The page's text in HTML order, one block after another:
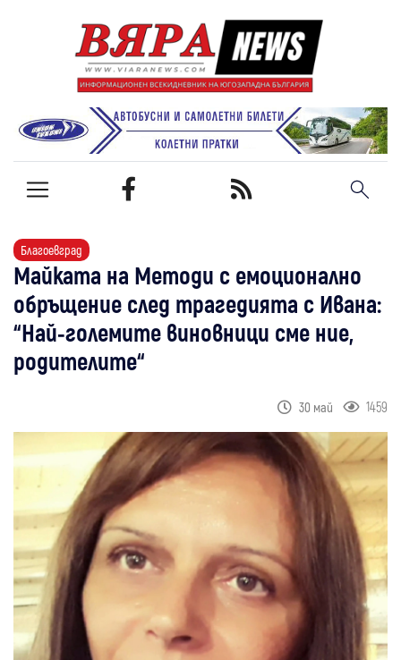
Благоевград
Майката на Методи с емоционално
обръщение след трагедията с Ивана:
“Най-големите виновници сме ние,
родителите“
30 май 1459